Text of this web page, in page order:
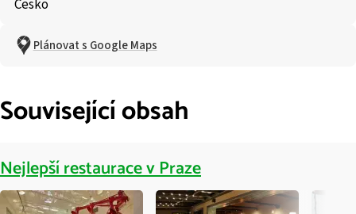
Česko
Plánovat s Google Maps
Související obsah
Nejlepší restaurace v Praze